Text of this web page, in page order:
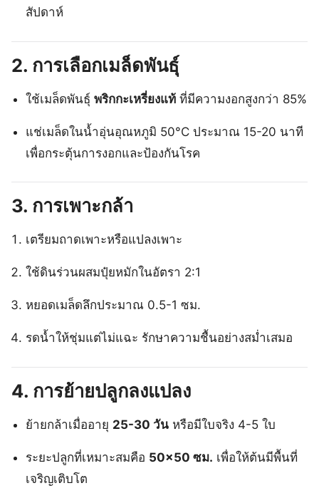
สัปดาห์
2. การเลือกเมล็ดพันธุ์
ใช้เมล็ดพันธุ์พริกกะเหรี่ยงแท้ ที่มีความงอกสูงกว่า 85%
แช่เมล็ดในน้ำอุ่นอุณหภูมิ 50°C ประมาณ 15-20 นาที
เพื่อกระตุ้นการงอกและป้องกันโรค
3. การเพาะกล้า
เตรียมถาดเพาะหรือแปลงเพาะ
ใช้ดินร่วนผสมปุ๋ยหมักในอัตรา 2:1
หยอดเมล็ดลึกประมาณ 0.5-1 ซม.
รดน้ำให้ชุ่มแต่ไม่แฉะ รักษาความชื้นอย่างสม่ำเสมอ
4. การย้ายปลูกลงแปลง
ย้ายกล้าเมื่ออายุ 25-30 วัน หรือมีใบจริง 4-5 ใบ
ระยะปลูกที่เหมาะสมคือ 50×50 ซม. เพื่อให้ต้นมีพื้นที่
เจริญเติบโต